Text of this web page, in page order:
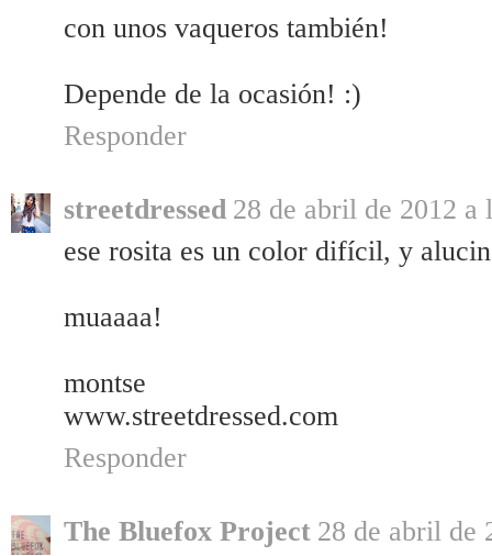
con unos vaqueros también!
Depende de la ocasión! :)
Responder
streetdressed 28 de abril de 2012 a
ese rosita es un color difícil, y
muaaaa!
montse
www.streetdressed.com
Responder
The Bluefox Project 28 de abril de